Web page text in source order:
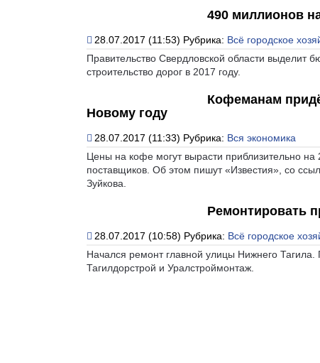
490 миллионов
28.07.2017 (11:53) Рубрика: Всё городское
Правительство Свердловской области выделит
строительство дорог в 2017 году.
Кофеманам
Новому году
28.07.2017 (11:33) Рубрика: Вся экономика
Цены на кофе могут вырасти приблизительно
поставщиков. Об этом пишут «Известия», со
Зуйкова.
Ремонтировать
28.07.2017 (10:58) Рубрика: Всё городское
Начался ремонт главной улицы Нижнего
Тагилдорстрой и Уралстроймонтаж.